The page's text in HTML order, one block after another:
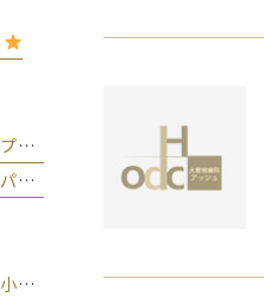
洗口液「モンダミンハビットプロ」導入しました
オフィスホワイトニング「オパールエッセンスBOOST」導入しました
オーラルフレイルについて～小さな変化に気づいて予防しましょう～